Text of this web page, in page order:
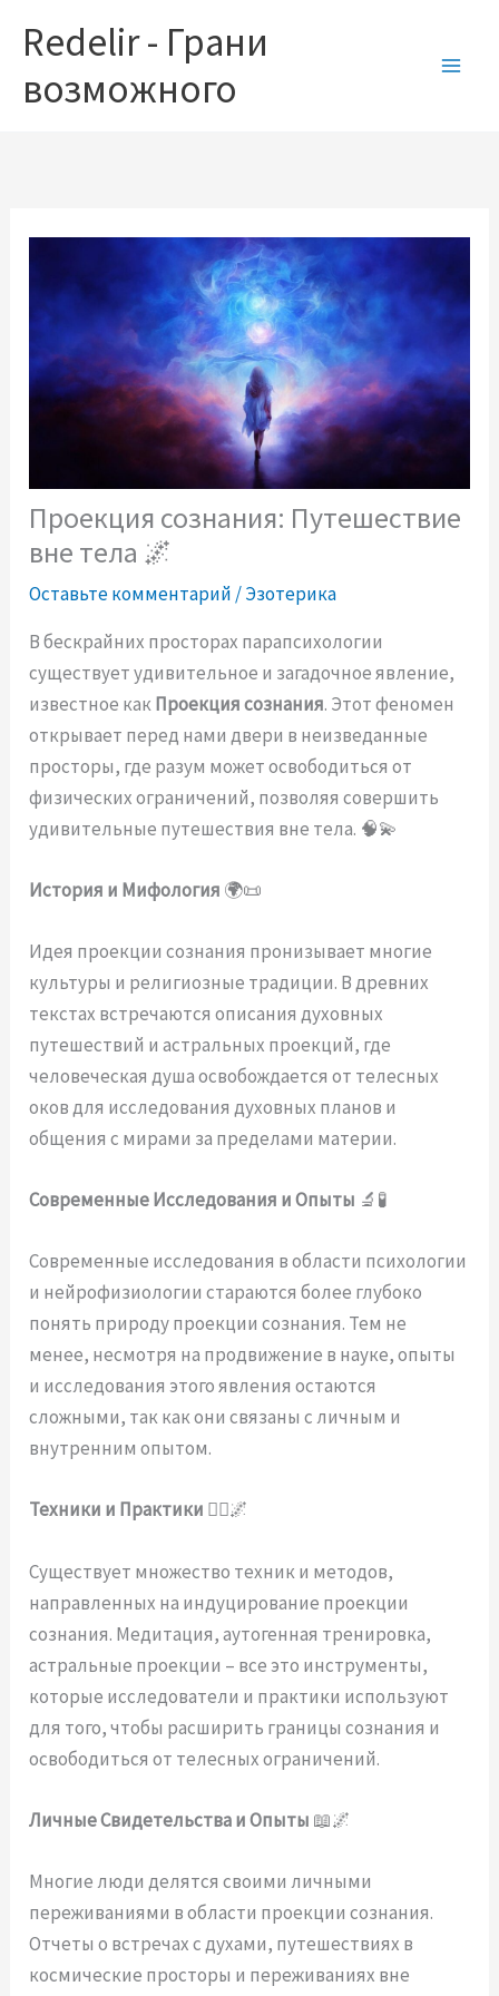
содержимому
Redelir - Грани
возможного
Проекция сознания: Путешествие
вне тела 🌌
Оставьте комментарий /Эзотерика
В бескрайних просторах парапсихологии
существует удивительное и загадочное явление,
известное какПроекция сознания. Этот феномен
открывает перед нами двери в неизведанные
просторы, где разум может освободиться от
физических ограничений, позволяя совершить
удивительные путешествия вне тела. 🧠💫
История и Мифология 🌍📜
Идея проекции сознания пронизывает многие
культуры и религиозные традиции. В древних
текстах встречаются описания духовных
путешествий и астральных проекций, где
человеческая душа освобождается от телесных
оков для исследования духовных планов и
общения с мирами за пределами материи.
Современные Исследования и Опыты 🔬🧪
Современные исследования в области психологии
и нейрофизиологии стараются более глубоко
понять природу проекции сознания. Тем не
менее, несмотря на продвижение в науке, опыты
и исследования этого явления остаются
сложными, так как они связаны с личным и
внутренним опытом.
Техники и Практики 🧘‍♂️🌌
Существует множество техник и методов,
направленных на индуцирование проекции
сознания. Медитация, аутогенная тренировка,
астральные проекции – все это инструменты,
которые исследователи и практики используют
для того, чтобы расширить границы сознания и
освободиться от телесных ограничений.
Личные Свидетельства и Опыты 📖🌌
Многие люди делятся своими личными
переживаниями в области проекции сознания.
Отчеты о встречах с духами, путешествиях в
космические просторы и переживаниях вне